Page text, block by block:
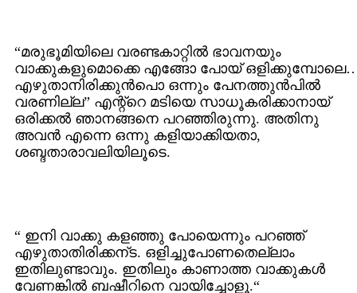
“മരുഭൂമിയിലെ വരണ്ടകാറ്റില്‍ ഭാവനയും
വാക്കുകളുമൊക്കെ എങ്ങോ പോയ്
എഴുതാനിരിക്കുന്‍പൊ ഒന്നും പേനത്തുന്‍പില്‍
വരണില്ല” എന്റ്റെ മടിയെ സാധൂകരിക്കാനായ്
ഒരിക്കല്‍ ഞാനങ്ങനെ പറഞ്ഞിരുന്നു. അതിനു
അവന്‍ എന്നെ ഒന്നു കളിയാക്കിയതാ,
ശബ്ദതാരാവലിയിലൂടെ.
“ ഇനി വാക്കു കളഞ്ഞു പോയെന്നും പറഞ്ഞ്
എഴുതാതിരിക്കന്ട. ഒളിച്ചുപോണതെല്ലാം
ഇതിലുണ്ടാവും. ഇതിലും കാണാത്ത വാക്കുകള്‍
വേണങ്കില്‍ ബഷീറിനെ വായിച്ചോളൂ.“